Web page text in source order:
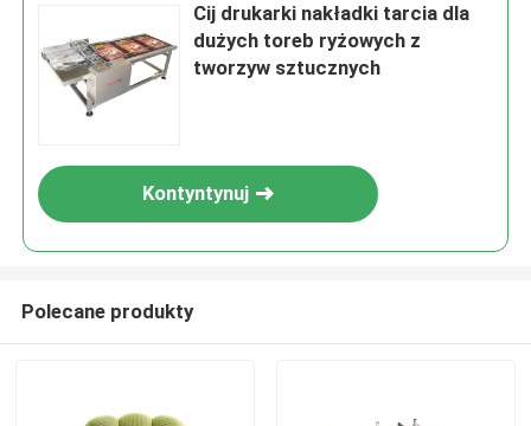
Cij drukarki nakładki tarcia dla
dużych toreb ryżowych z
tworzyw sztucznych
Kontyntynuj
Polecane produkty